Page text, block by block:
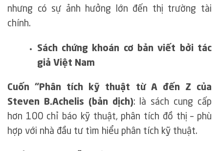
nhưng có sự ảnh hưởng lớn đến thị trường tài
chính.
Sách chứng khoán cơ bản viết bởi tác
giả Việt Nam
Cuốn “Phân tích kỹ thuật từ A đến Z của
Steven B.Achelis (bản dịch): là sách cung cấp
hơn 100 chỉ báo kỹ thuật, phân tích đồ thị – phù
hợp với nhà đầu tư tìm hiểu phân tích kỹ thuật.